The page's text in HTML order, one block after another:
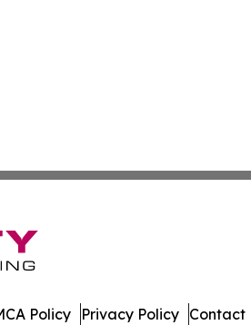
Policy Privacy Policy Contact